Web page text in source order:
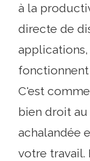
à la
directe de
fonctionnent
C'est
bien droit
achalandée
votre travail.